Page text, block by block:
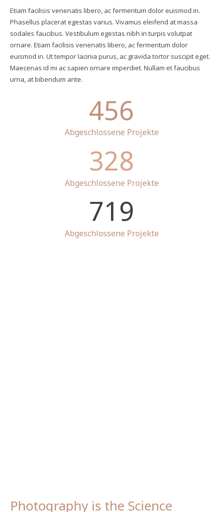
Etiam facilisis venenatis libero, ac fermentum dolor euismod in.
Phasellus placerat egestas varius. Vivamus eleifend at massa
sodales faucibus. Vestibulum egestas nibh in turpis volutpat
ornare. Etiam facilisis venenatis libero, ac fermentum dolor
euismod in. Ut tempor lacinia purus, ac gravida tortor suscipit eget.
Maecenas id mi ac sapien ornare imperdiet. Nullam et faucibus
urna, at bibendum ante.
456
Abgeschlossene Projekte
328
Abgeschlossene Projekte
719
Abgeschlossene Projekte
Photography is the Science